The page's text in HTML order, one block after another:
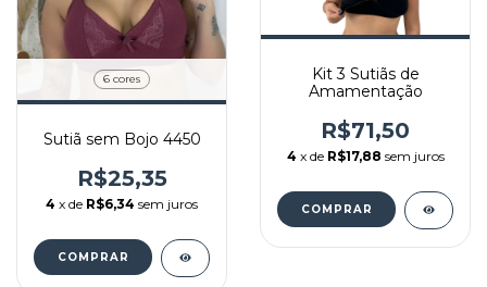
6 cores
Sutiã sem Bojo 4450
R$25,35
4 x de R$6,34 sem juros
COMPRAR
Kit 3 Sutiãs de
Amamentação
R$71,50
4 x de R$17,88 sem juros
COMPRAR